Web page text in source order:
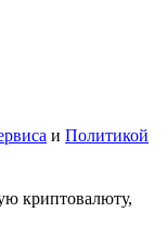
и Политикой
криптовалюту,